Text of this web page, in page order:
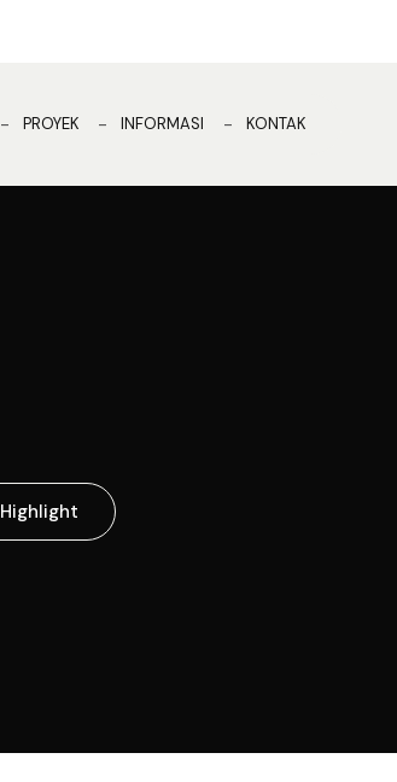
PROYEK INFORMASI KONTAK
Highlight